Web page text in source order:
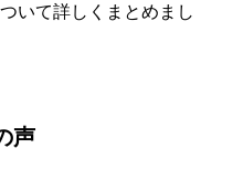
いて詳しくまとめまし
声